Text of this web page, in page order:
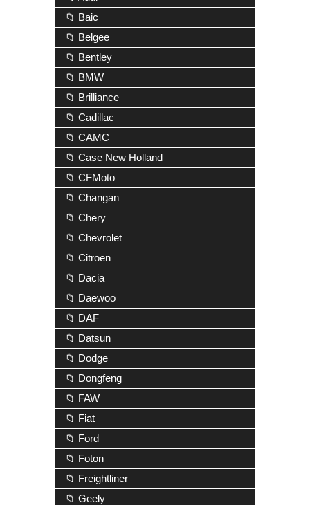
📁 Baic
📁 Belgee
📁 Bentley
📁 BMW
📁 Brilliance
📁 Cadillac
📁 CAMC
📁 Case New Holland
📁 CFMoto
📁 Changan
📁 Chery
📁 Chevrolet
📁 Citroen
📁 Dacia
📁 Daewoo
📁 DAF
📁 Datsun
📁 Dodge
📁 Dongfeng
📁 FAW
📁 Fiat
📁 Ford
📁 Foton
📁 Freightliner
📁 Geely